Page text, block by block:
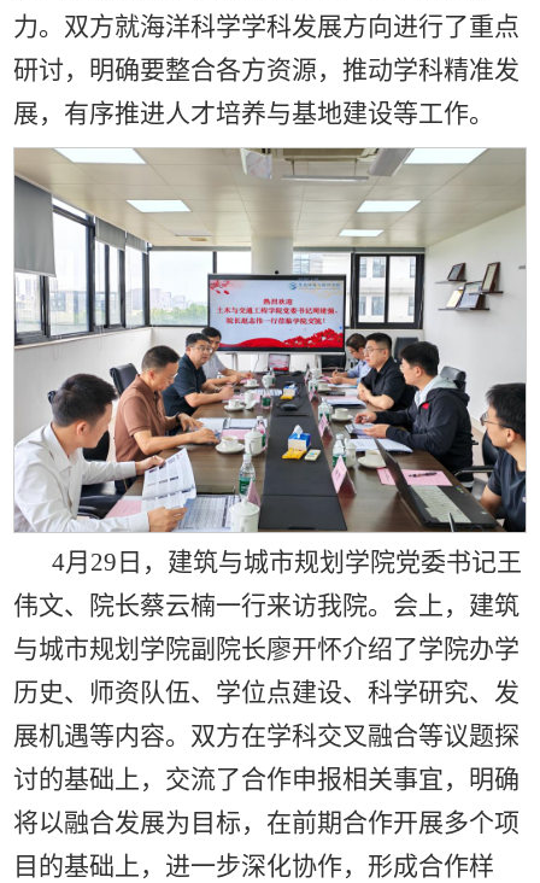
力。双方就海洋科学学科发展方向进行了重点
研讨，明确要整合各方资源，推动学科精准发
展，有序推进人才培养与基地建设等工作。
4月29日，建筑与城市规划学院党委书记王
伟文、院长蔡云楠一行来访我院。会上，建筑
与城市规划学院副院长廖开怀介绍了学院办学
历史、师资队伍、学位点建设、科学研究、发
展机遇等内容。双方在学科交叉融合等议题探
讨的基础上，交流了合作申报相关事宜，明确
将以融合发展为目标，在前期合作开展多个项
目的基础上，进一步深化协作，形成合作样